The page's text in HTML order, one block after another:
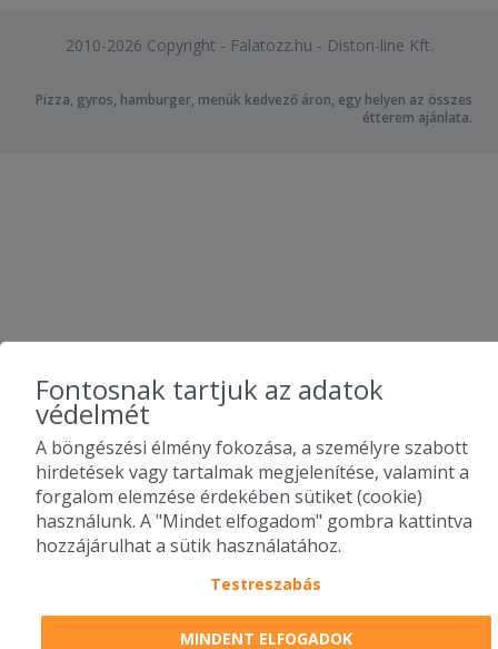
2010-2026 Copyright - Falatozz.hu - Diston-line Kft.
Pizza, gyros, hamburger, menük kedvező áron, egy helyen az összes
étterem ajánlata.
Fontosnak tartjuk az adatok
védelmét
A böngészési élmény fokozása, a személyre szabott
hirdetések vagy tartalmak megjelenítése, valamint a
forgalom elemzése érdekében sütiket (cookie)
használunk. A "Mindet elfogadom" gombra kattintva
hozzájárulhat a sütik használatához.
Testreszabás
MINDENT ELFOGADOK